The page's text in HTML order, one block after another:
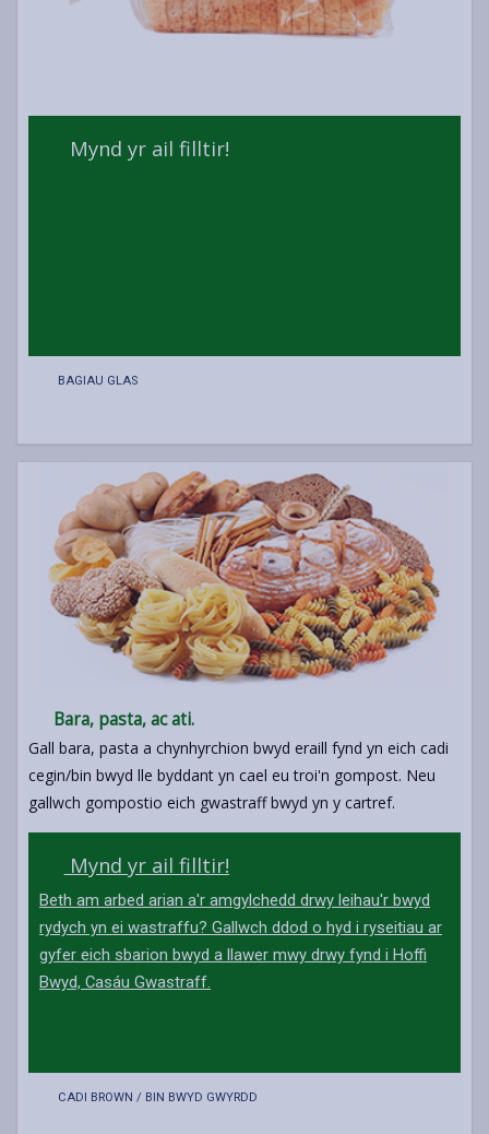
Mynd yr ail filltir!
BAGIAU GLAS
Bara, pasta, ac ati.
Gall bara, pasta a chynhyrchion bwyd eraill fynd yn eich cadi
cegin/bin bwyd lle byddant yn cael eu troi'n gompost. Neu
gallwch gompostio eich gwastraff bwyd yn y cartref.
Mynd yr ail filltir!
Beth am arbed arian a'r amgylchedd drwy leihau'r bwyd
rydych yn ei wastraffu? Gallwch ddod o hyd i ryseitiau ar
gyfer eich sbarion bwyd a llawer mwy drwy fynd i Hoffi
Bwyd, Casáu Gwastraff.
CADI BROWN / BIN BWYD GWYRDD